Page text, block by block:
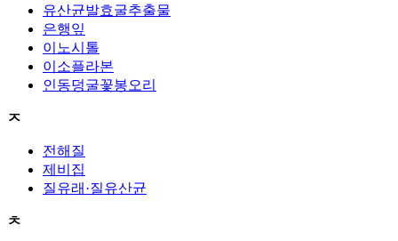
유산균발효굴추출물
은행잎
이노시톨
이소플라본
인동덩굴꽃봉오리
ㅈ
전해질
제비집
질유래·질유산균
ㅊ